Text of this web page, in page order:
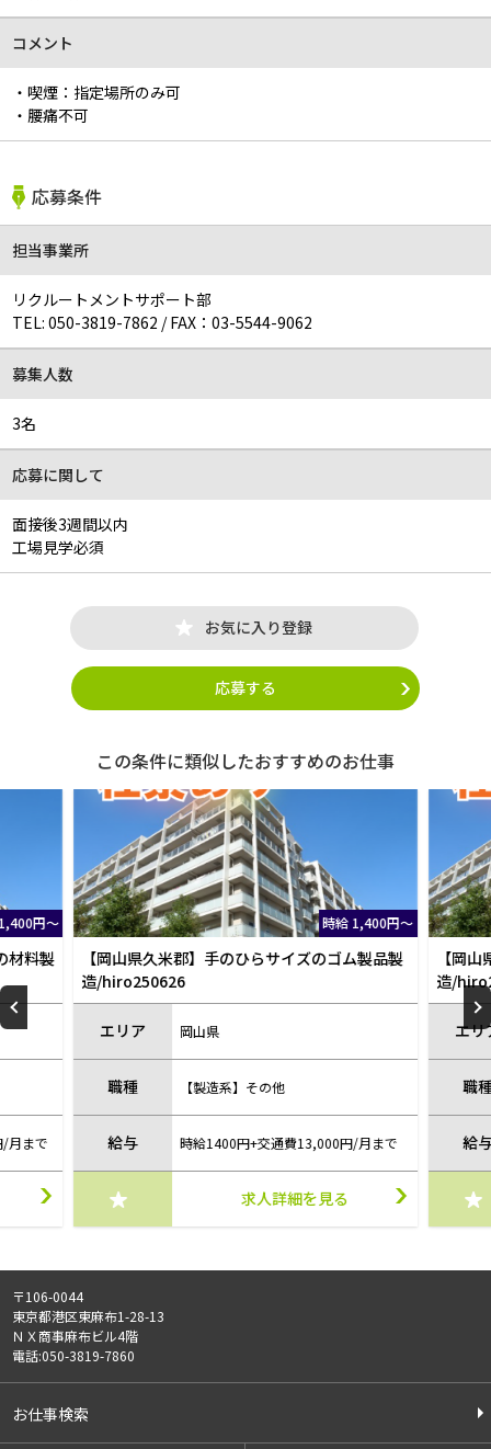
コメント
・喫煙：指定場所のみ可
・腰痛不可
応募条件
担当事業所
リクルートメントサポート部
TEL:050-3819-7862 /FAX：03-5544-9062
募集人数
3名
応募に関して
面接後3週間以内
工場見学必須
お気に入り登録
応募する
この条件に類似したおすすめのお仕事
時給 1,400円～
イズのゴム製品製
費13,000円/月まで
細を見る
時給 1,400円
【岡山県、赤磐】自動車部品/ゴム製品の材料
造/hiro250912
エリア
職種 【製造系】その他
給与 時給1400円＋交通費13,000円/月まで
求人詳細を見る
〒106-0044
東京都港区東麻布1-28-13
ＮＸ商事麻布ビル4階
電話:050-3819-7860
お仕事検索